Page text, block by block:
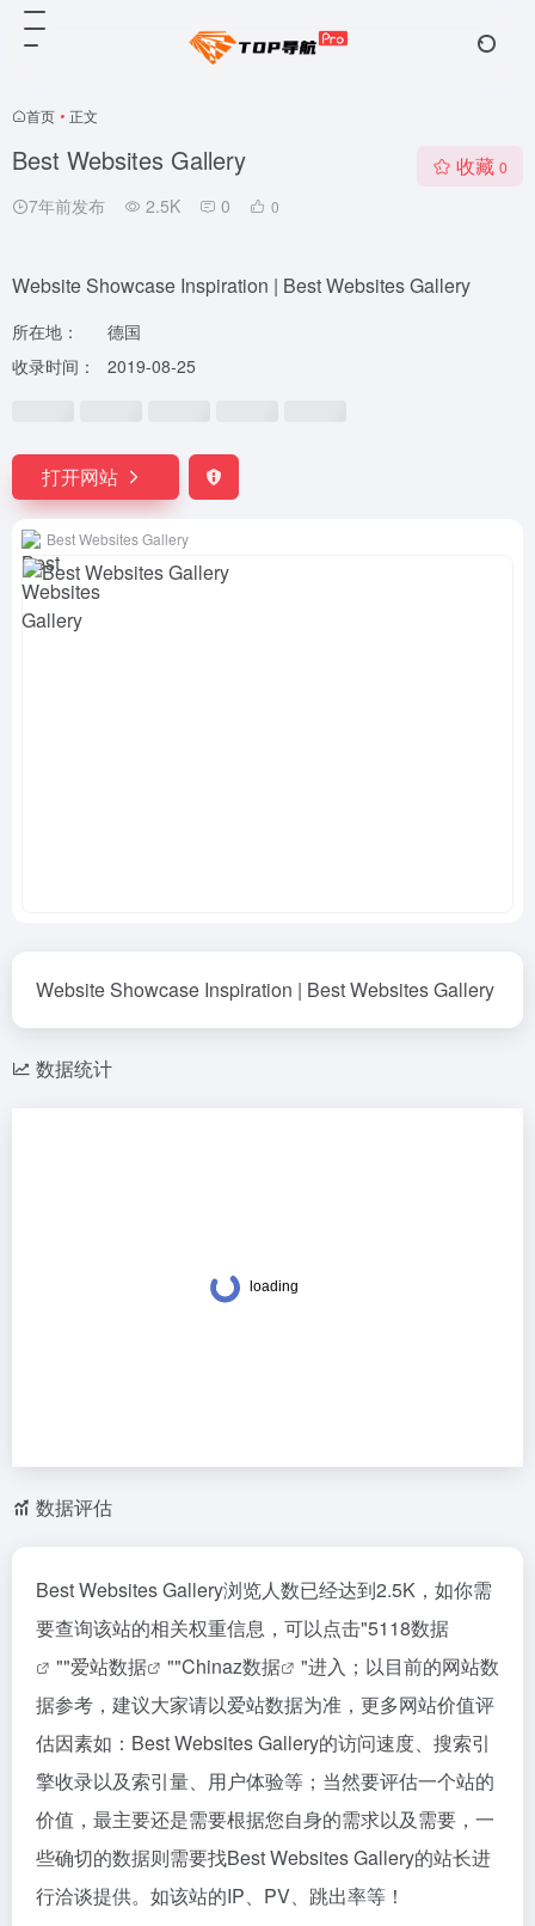
首页 • 正文
Best Websites Gallery
7年前发布 2.5K 0 0
收藏 0
Website Showcase Inspiration | Best Websites Gallery
所在地：
德国
收录时间：
2019-08-25
打开网站
Best Websites Gallery
Website Showcase Inspiration | Best Websites Gallery
数据统计
数据评估
Best Websites Gallery浏览人数已经达到2.5K，如你需
要查询该站的相关权重信息，可以点击"5118数据
""爱站数据 ""Chinaz数据
"进入；以目前的网站数
据参考，建议大家请以爱站数据为准，更多网站价值评
估因素如：Best Websites Gallery的访问速度、搜索引
擎收录以及索引量、用户体验等；当然要评估一个站的
价值，最主要还是需要根据您自身的需求以及需要，一
些确切的数据则需要找Best Websites Gallery的站长进
行洽谈提供。如该站的IP、PV、跳出率等！